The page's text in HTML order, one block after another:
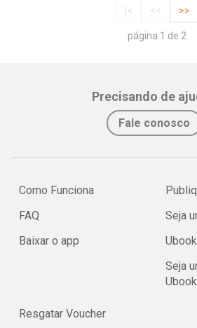
|< << >>
página 1 de 2
Precisando de
Fale conosco
Como Funciona
FAQ
Baixar o app
Seja
Seja
Ubook
Resgatar Voucher